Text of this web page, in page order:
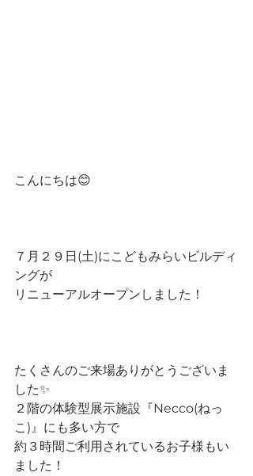
こんにちは😊
７月２９日(土)にこどもみらいビルディ
ングが
リニューアルオープンしました！
たくさんのご来場ありがとうございま
した✨
２階の体験型展示施設『Necco(ねっ
こ)』にも多い方で
約３時間ご利用されているお子様もい
ました！